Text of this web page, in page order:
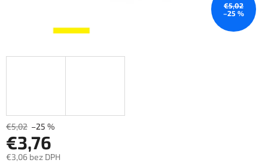
€5,02
–25 %
€5,02 –25 %
€3,76
€3,06 bez DPH